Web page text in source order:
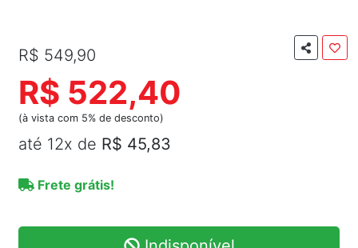
R$ 549,90
R$ 522,40
(à vista com 5% de desconto)
até 12x de R$ 45,83
Frete grátis!